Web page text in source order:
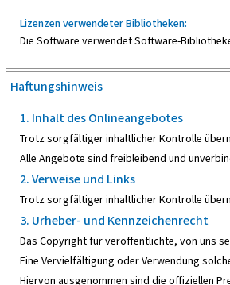
Lizenzen verwendeter Bibliotheken:
Die Software verwendet Software-
Haftungshinweis
1. Inhalt des Onlineangebotes
Trotz sorgfältiger inhaltlicher Kontrolle
Alle Angebote sind freibleibend und
2. Verweise und Links
Trotz sorgfältiger inhaltlicher Kontrolle
3. Urheber- und Kennzeichenrecht
Das Copyright für veröffentlichte, von uns
Eine Vervielfältigung oder Verwendung
Hiervon ausgenommen sind die offiziellen